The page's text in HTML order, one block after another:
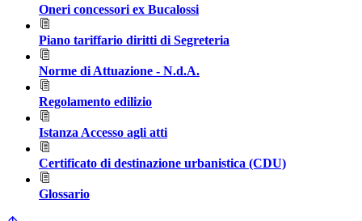
Oneri concessori ex Bucalossi
Piano tariffario diritti di Segreteria
Norme di Attuazione - N.d.A.
Regolamento edilizio
Istanza Accesso agli atti
Certificato di destinazione urbanistica (CDU)
Glossario